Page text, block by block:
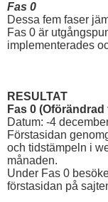
Fas 0
Dessa fem faser
Fas 0 är
implementerades
RESULTAT
Fas 0
Datum: -4
Förstasidan
och tidstämpeln i
månaden.
Under Fas 0
förstasidan på